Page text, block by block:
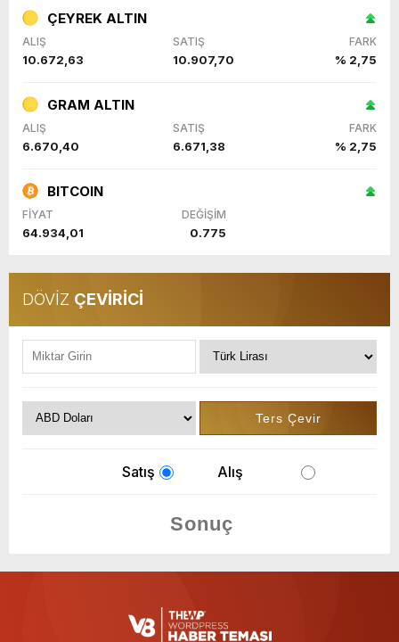
ÇEYREK ALTIN
ALIŞ SATIŞ FARK
10.672,63 10.907,70 % 2,75
GRAM ALTIN
ALIŞ SATIŞ FARK
6.670,40 6.671,38 % 2,75
BITCOIN
FİYAT DEĞİŞİM
64.934,01 0.775
DÖVİZ ÇEVİRİCİ
Satış Alış